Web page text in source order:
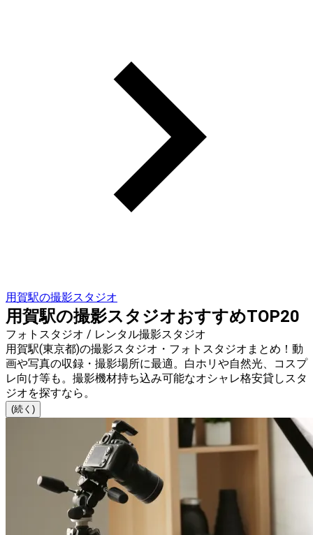
用賀駅の撮影スタジオ
用賀駅の撮影スタジオおすすめTOP20
フォトスタジオ / レンタル撮影スタジオ
用賀駅(東京都)の撮影スタジオ・フォトスタジオまとめ！動
画や写真の収録・撮影場所に最適。白ホリや自然光、コスプ
レ向け等も。撮影機材持ち込み可能なオシャレ格安貸しスタ
ジオを探すなら。
(続く)